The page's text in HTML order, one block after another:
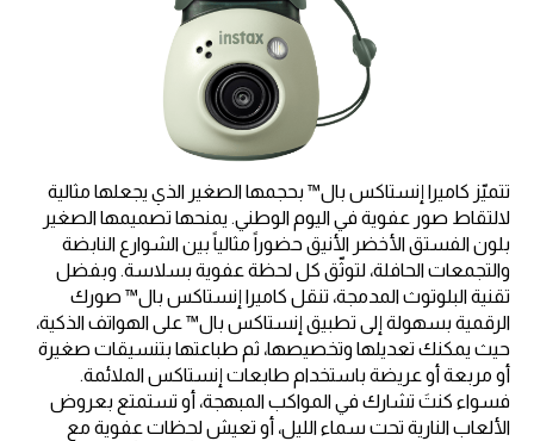
تتميّز كاميرا إنستاكس بال™ بحجمها الصغير الذي يجعلها مثالية
لالتقاط صور عفوية في اليوم الوطني. يمنحها تصميمها الصغير
بلون الفستق الأخضر الأنيق حضوراً مثالياً بين الشوارع النابضة
والتجمعات الحافلة، لتوثّق كل لحظة عفوية بسلاسة. وبفضل
تقنية البلوتوث المدمجة، تنقل كاميرا إنستاكس بال™ صورك
الرقمية بسهولة إلى تطبيق إنستاكس بال™ على الهواتف الذكية،
حيث يمكنك تعديلها وتخصيصها، ثم طباعتها بتنسيقات صغيرة
أو مربعة أو عريضة باستخدام طابعات إنستاكس الملائمة.
فسواء كنتَ تشارك في المواكب المبهجة، أو تستمتع بعروض
الألعاب النارية تحت سماء الليل، أو تعيش لحظات عفوية مع